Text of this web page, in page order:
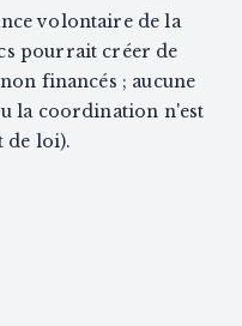
volontaire de la
pourrait créer de
financés ; aucune
la coordination n'est
de loi).